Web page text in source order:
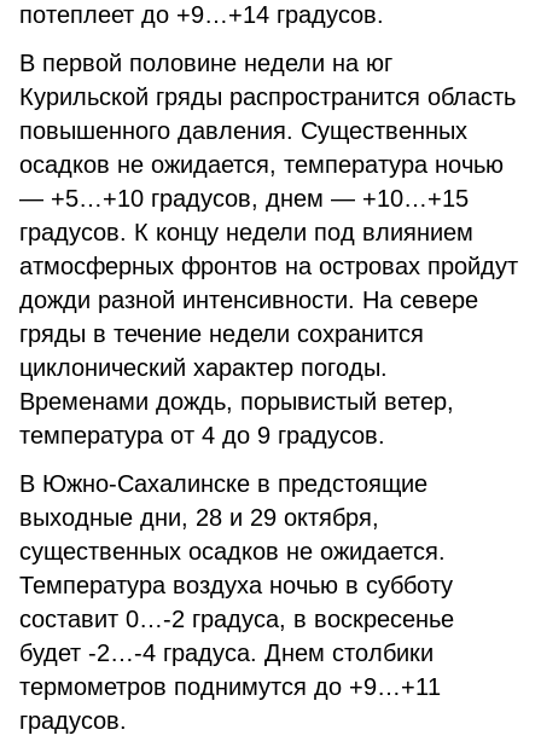
потеплеет до +9…+14 градусов.
В первой половине недели на юг
Курильской гряды распространится область
повышенного давления. Существенных
осадков не ожидается, температура ночью
— +5…+10 градусов, днем — +10…+15
градусов. К концу недели под влиянием
атмосферных фронтов на островах пройдут
дожди разной интенсивности. На севере
гряды в течение недели сохранится
циклонический характер погоды.
Временами дождь, порывистый ветер,
температура от 4 до 9 градусов.
В Южно-Сахалинске в предстоящие
выходные дни, 28 и 29 октября,
существенных осадков не ожидается.
Температура воздуха ночью в субботу
составит 0…-2 градуса, в воскресенье
будет -2…-4 градуса. Днем столбики
термометров поднимутся до +9…+11
градусов.